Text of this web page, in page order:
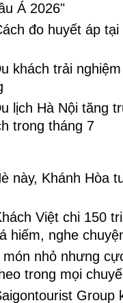
Á 2026"
đo huyết áp
khách trải
lịch Hà Nội tăng
trong tháng 7
này, Khánh Hòa
Việt chi 150
nghe
món nhỏ nhưng
trong mọi
Group